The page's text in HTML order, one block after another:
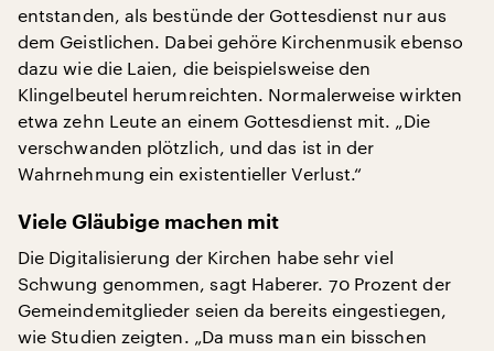
entstanden, als bestünde der Gottesdienst nur aus
dem Geistlichen. Dabei gehöre Kirchenmusik ebenso
dazu wie die Laien, die beispielsweise den
Klingelbeutel herumreichten. Normalerweise wirkten
etwa zehn Leute an einem Gottesdienst mit. „Die
verschwanden plötzlich, und das ist in der
Wahrnehmung ein existentieller Verlust.“
Viele Gläubige machen mit
Die Digitalisierung der Kirchen habe sehr viel
Schwung genommen, sagt Haberer. 70 Prozent der
Gemeindemitglieder seien da bereits eingestiegen,
wie Studien zeigten. „Da muss man ein bisschen